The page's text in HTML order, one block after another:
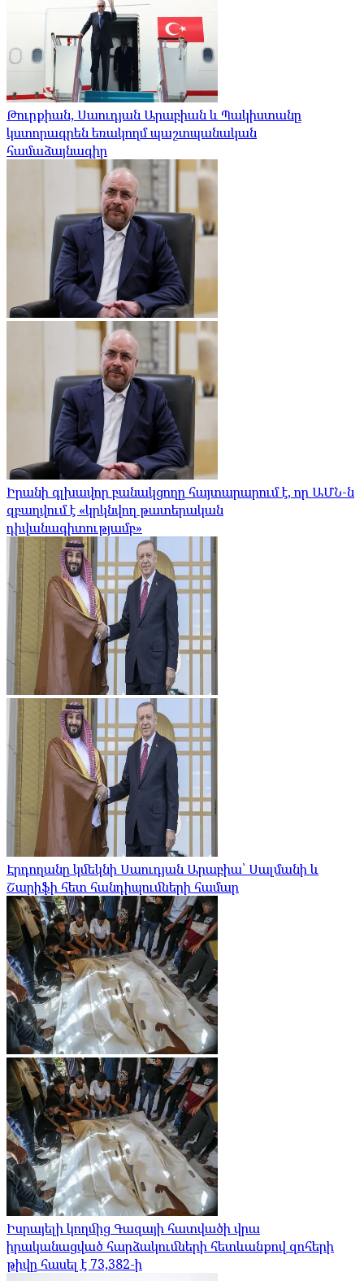
Թուրքիան, Սաուդյան Արաբիան և Պակիստանը
կստորագրեն եռակողմ պաշտպանական
համաձայնագիր
Իրանի գլխավոր բանակցողը հայտարարում է, որ ԱՄՆ-ն
զբաղվում է «կրկնվող թատերական
դիվանագիտությամբ»
Էրդողանը կմեկնի Սաուդյան Արաբիա՝ Սալմանի և
Շարիֆի հետ հանդիպումների համար
Իսրայելի կողմից Գազայի հատվածի վրա
իրականացված հարձակումների հետևանքով զոհերի
թիվը հասել է 73,382-ի